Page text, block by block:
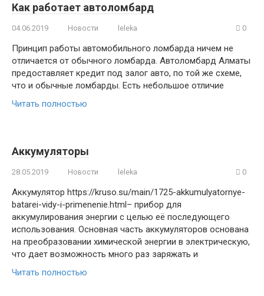
Как работает автоломбард
04.06.2019 Новости leleka 0
Принцип работы автомобильного ломбарда ничем не
отличается от обычного ломбарда. Автоломбард Алматы
предоставляет кредит под залог авто, по той же схеме,
что и обычные ломбарды. Есть небольшое отличие
Читать полностью
Аккумуляторы
28.05.2019 Новости leleka 0
Аккумулятор https://kruso.su/main/1725-akkumulyatornye-
batarei-vidy-i-primenenie.html– прибор для
аккумулирования энергии с целью её последующего
использования. Основная часть аккумуляторов основана
на преобразовании химической энергии в электрическую,
что дает возможность много раз заряжать и
Читать полностью